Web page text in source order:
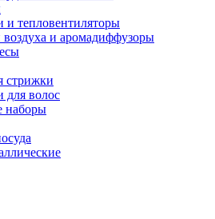
и тепловентиляторы
и аромадиффузоры
стрижки
для волос
наборы